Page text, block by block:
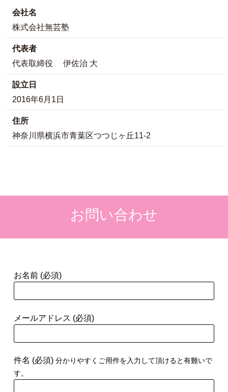
会社名
株式会社無芸塾
代表者
代表取締役 伊佐治 大
設立日
2016年6月1日
住所
神奈川県横浜市青葉区つつじヶ丘11-2
お問い合わせ
お名前 (必須)
メールアドレス (必須)
件名 (必須) 分かりやすくご用件を入力して頂けると有難いで
す。